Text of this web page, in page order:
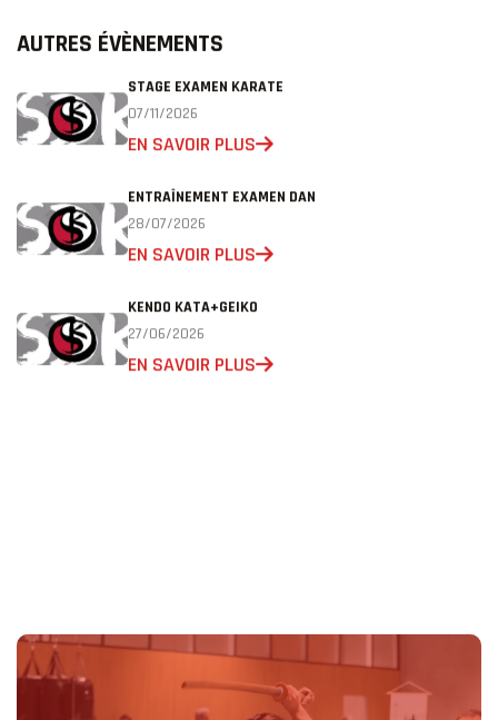
AUTRES ÉVÈNEMENTS
STAGE EXAMEN KARATE
07/11/2026
EN SAVOIR PLUS
ENTRAÎNEMENT EXAMEN DAN
28/07/2026
EN SAVOIR PLUS
KENDO KATA+GEIKO
27/06/2026
EN SAVOIR PLUS